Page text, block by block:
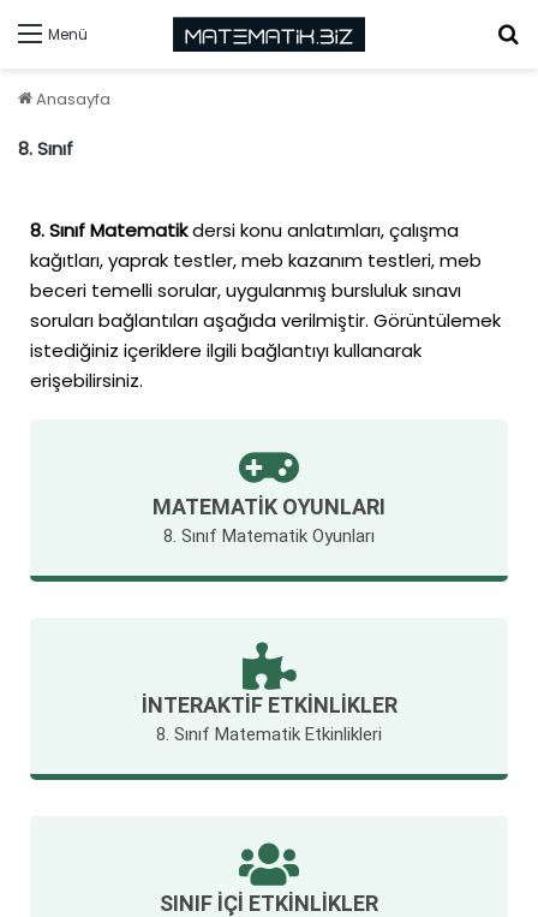
Menü
Anasayfa
8. Sınıf
8. Sınıf Matematikdersi konu anlatımları, çalışma
kağıtları, yaprak testler, meb kazanım testleri, meb
beceri temelli sorular, uygulanmış bursluluk sınavı
soruları bağlantıları aşağıda verilmiştir. Görüntülemek
istediğiniz içeriklere ilgili bağlantıyı kullanarak
erişebilirsiniz.
MATEMATIK OYUNLARI
8. Sınıf Matematik Oyunları
İNTERAKTIF ETKINLIKLER
8. Sınıf Matematik Etkinlikleri
SINIF İÇI ETKINLIKLER